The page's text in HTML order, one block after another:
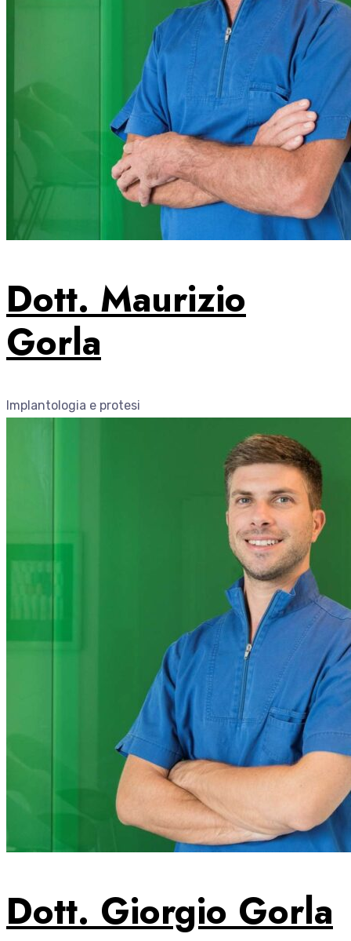
Dott. Maurizio
Gorla
Implantologia e protesi
Dott. Giorgio Gorla